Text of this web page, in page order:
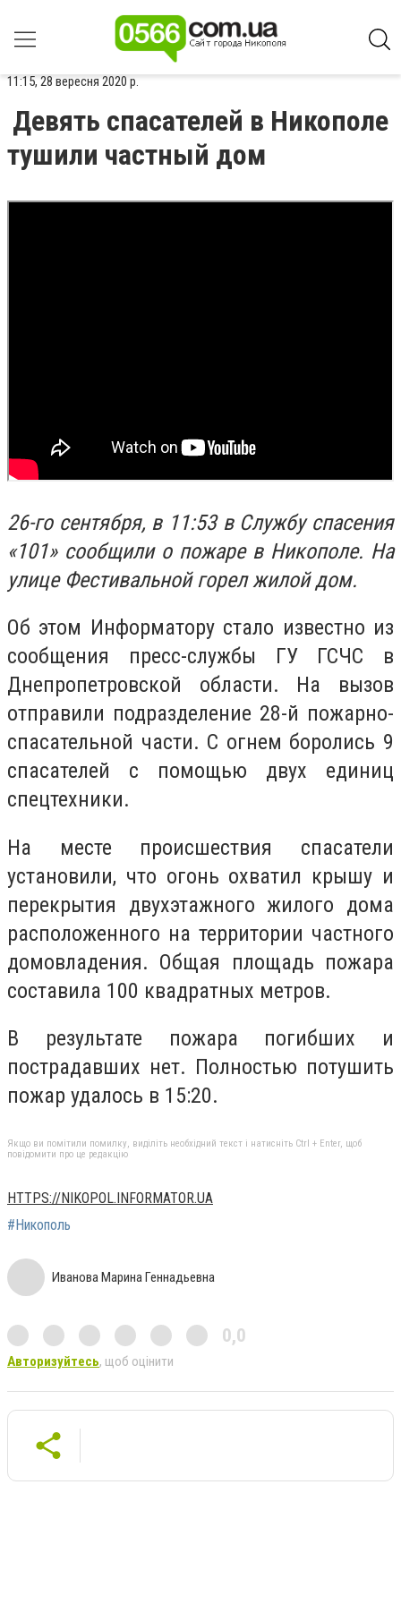
11:15, 28 вересня 2020 р.
Девять спасателей в Никополе
тушили частный дом
26-го сентября, в 11:53 в Службу спасения
«101» сообщили о пожаре в Никополе. На
улице Фестивальной горел жилой дом.
Об этом Информатору стало известно из
сообщения пресс-службы ГУ ГСЧС в
Днепропетровской области. На вызов
отправили подразделение 28-й пожарно-
спасательной части. С огнем боролись 9
спасателей с помощью двух единиц
спецтехники.
На месте происшествия спасатели
установили, что огонь охватил крышу и
перекрытия двухэтажного жилого дома
расположенного на территории частного
домовладения. Общая площадь пожара
составила 100 квадратных метров.
В результате пожара погибших и
пострадавших нет. Полностью потушить
пожар удалось в 15:20.
Якщо ви помітили помилку, виділіть необхідний текст і натисніть Ctrl + Enter, щоб
повідомити про це редакцію
HTTPS://NIKOPOL.INFORMATOR.UA
#Никополь
Иванова Марина Геннадьевна
0,0
Авторизуйтесь, щоб оцінити